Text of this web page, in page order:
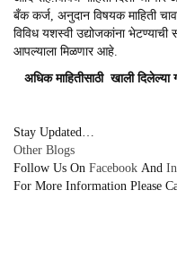
बँक कर्ज, अनुदान विषयक माहिती
विविध यशस्वी उद्योजकांना भेटण्याची
आपल्याला मिळणार आहे.
अधिक माहितीसाठी खाली
Stay Updated…
Other Blogs
Follow Us On Facebook And
For More Information Please